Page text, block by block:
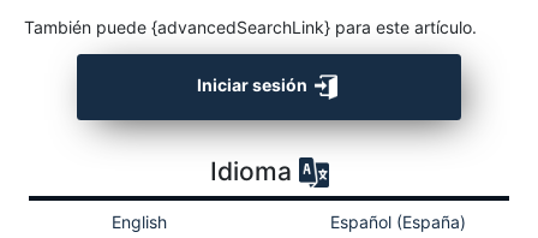
También puede {advancedSearchLink} para este artículo.
Iniciar sesión
Idioma
English Español (España)